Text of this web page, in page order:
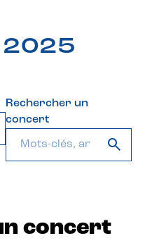
Rechercher un
concert
concert